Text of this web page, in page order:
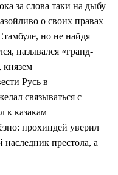
за слова таки на дыбу
о своих правах
но не найдя
назывался «гранд-
Русь в
связываться с
к казакам
прохиндей уверил
престола, а